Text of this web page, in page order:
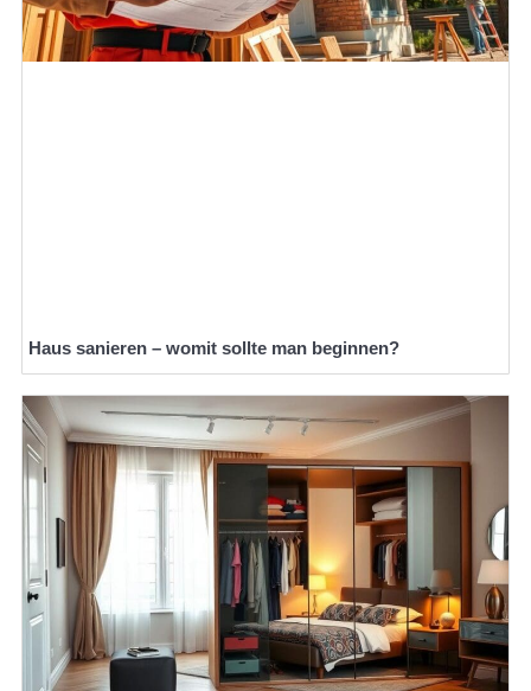
Haus sanieren – womit sollte man beginnen?